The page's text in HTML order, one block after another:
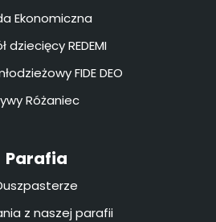
Ekonomiczna
dziecięcy REDEMI
FIDE DEO
Różaniec
Parafia
z naszej parafii